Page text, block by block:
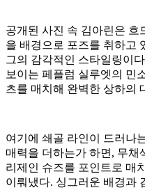
공개된 사진 속 김아린은 흐
을 배경으로 포즈를 취하고
그의 감각적인 스타일링이
보이는 페플럼 실루엣의 민
츠를 매치해 완벽한 상하의
여기에 쇄골 라인이 드러나
매력을 더하는가 하면, 무채
리제인 슈즈를 포인트로 매
이뤄냈다. 싱그러운 배경과